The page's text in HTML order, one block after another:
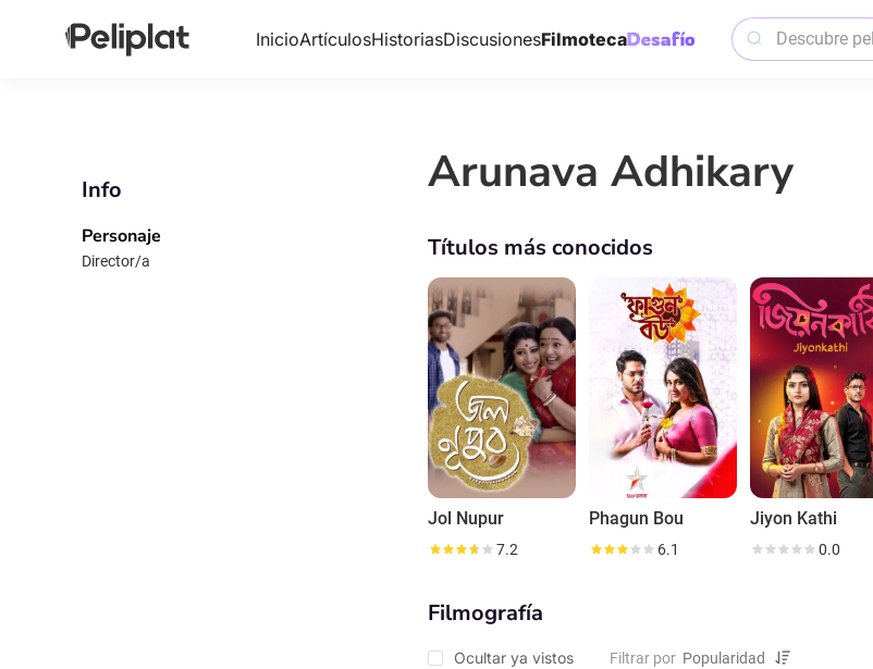
InicioArtículosHistoriasDiscusionesFilmoteca
Info
Personaje
Director/a
Arunava Adhikary
Títulos más conocidos
Jol Nupur
7.2
Phagun Bou
6.1
Jiyon Kathi
0.0
Filmografía
Ocultar ya vistos Filtrar por